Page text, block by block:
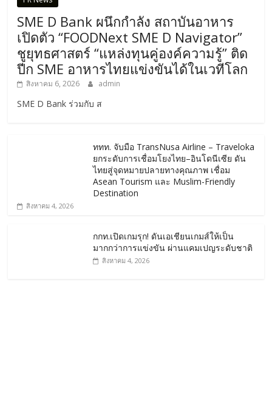
SME D Bank ผนึกกำลัง สถาบันอาหาร
เปิดตัว “FOODNext SME D Navigator”
ชูยุทธศาสตร์ “แหล่งทุนคู่องค์ความรู้” ติด
ปีก SME อาหารไทยแข่งขันได้ในเวทีโลก
สิงหาคม 6, 2026 admin
SME D Bank ร่วมกับ ส
ททท. จับมือ TransNusa Airline – Traveloka
ยกระดับการเชื่อมโยงไทย–อินโดนีเซีย ดัน
ไทยสู่จุดหมายปลายทางคุณภาพ เชื่อม
Asean Tourism และ Muslim-Friendly
Destination
สิงหาคม 4, 2026
กกท.เปิดเกมรุก! ดันเอเชียนเกมส์ให้เป็น
มากกว่าการแข่งขัน ผ่านแคมเปญระดับชาติ
สิงหาคม 4, 2026